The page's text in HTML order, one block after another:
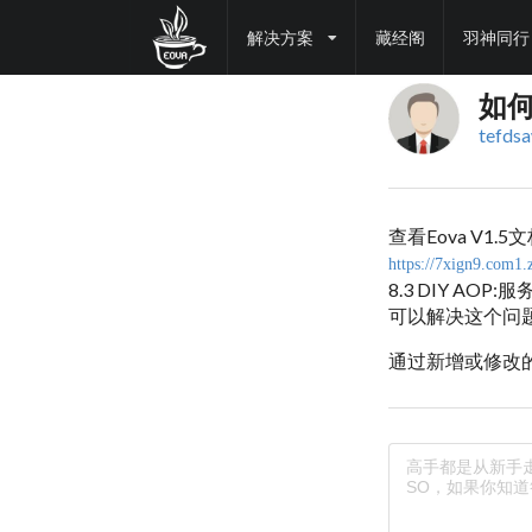
解决方案 藏经阁 羽神同行
如
查看Eova V1.5文
https://
8.3 DIY AOP:服
可以解决这个问
通过新增或修改